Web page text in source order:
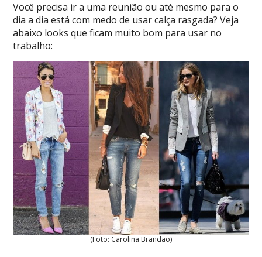
Você precisa ir a uma reunião ou até mesmo para o
dia a dia está com medo de usar calça rasgada? Veja
abaixo looks que ficam muito bom para usar no
trabalho:
(Foto: Carolina Brandão)